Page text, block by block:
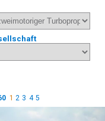
1 2 3 4 5